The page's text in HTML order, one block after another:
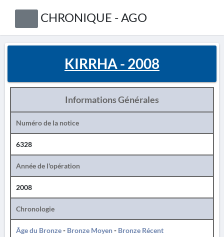
CHRONIQUE - AGO
KIRRHA - 2008
Informations Générales
Numéro de la notice
6328
Année de l'opération
2008
Chronologie
Âge du Bronze- Bronze Moyen- Bronze Récent